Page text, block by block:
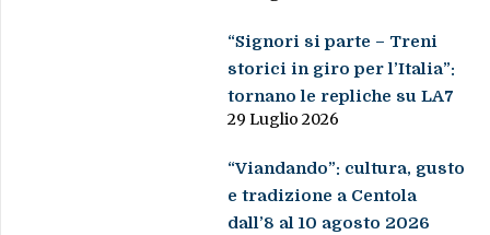
“Signori si parte – Treni
storici in giro per l’Italia”:
tornano le repliche su LA7
29 Luglio 2026
“Viandando”: cultura, gusto
e tradizione a Centola
dall’8 al 10 agosto 2026